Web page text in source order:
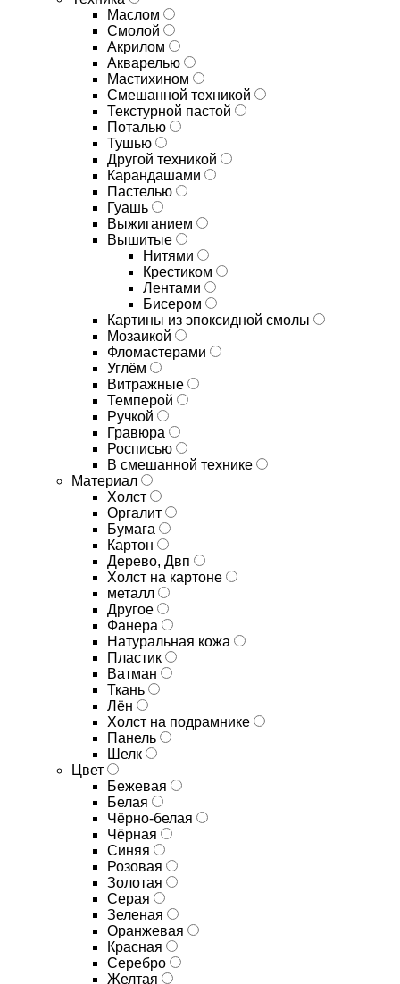
Маслом
Смолой
Акрилом
Акварелью
Мастихином
Смешанной техникой
Текстурной пастой
Поталью
Тушью
Другой техникой
Карандашами
Пастелью
Гуашь
Выжиганием
Вышитые
Нитями
Крестиком
Лентами
Бисером
Картины из эпоксидной смолы
Мозаикой
Фломастерами
Углём
Витражные
Темперой
Ручкой
Гравюра
Росписью
В смешанной технике
Материал
Холст
Оргалит
Бумага
Картон
Дерево, Двп
Холст на картоне
металл
Другое
Фанера
Натуральная кожа
Пластик
Ватман
Ткань
Лён
Холст на подрамнике
Панель
Шелк
Цвет
Бежевая
Белая
Чёрно-белая
Чёрная
Синяя
Розовая
Золотая
Серая
Зеленая
Оранжевая
Красная
Серебро
Желтая